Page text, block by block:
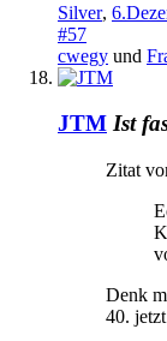
Silver,
#57
cwegy und
JTM Ist
Zitat
Denk
40.